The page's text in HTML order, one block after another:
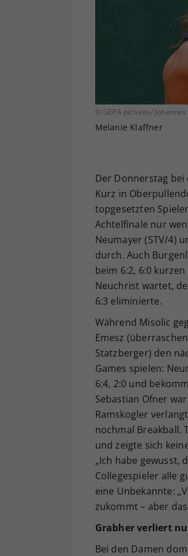
© GEPA pictures/ Johannes
Melanie Klaffner
Der Donnerstag bei
Kurz in
topgesetzten
Achtelfinale nur
Neumayer (STV/4)
durch. Auch
beim 6:2, 6:0
Neuchrist wartet,
6:3 eliminierte.
Während Misolic
Emesz
Statzberger) den
Games spielen:
6:4, 2:0 und
Sebastian Ofner
Ramskogler
nochmal Breakball.
und zeigte sich
„Ich habe gewusst,
Collegespieler alle
eine Unbekannte:
zukommt – aber
Grabher verliert
Bei den Damen